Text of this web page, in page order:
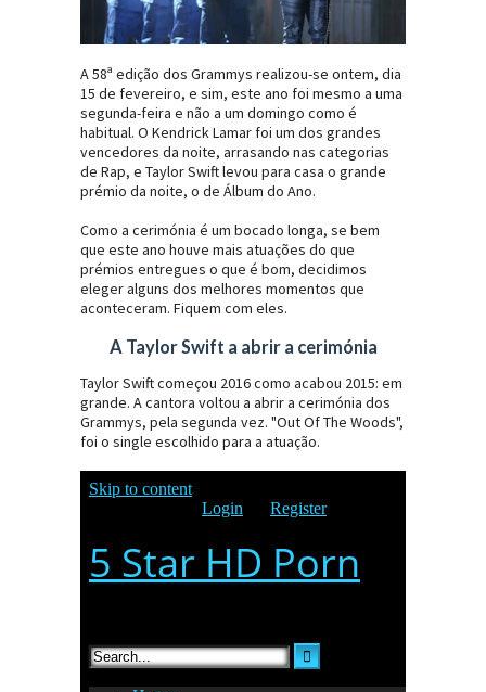
A 58ª edição dos Grammys realizou-se ontem, dia
15 de fevereiro, e sim, este ano foi mesmo a uma
segunda-feira e não a um domingo como é
habitual. O Kendrick Lamar foi um dos grandes
vencedores da noite, arrasando nas categorias
de Rap, e Taylor Swift levou para casa o grande
prémio da noite, o de Álbum do Ano.
Como a cerimónia é um bocado longa, se bem
que este ano houve mais atuações do que
prémios entregues o que é bom, decidimos
eleger alguns dos melhores momentos que
aconteceram. Fiquem com eles.
A Taylor Swift a abrir a cerimónia
Taylor Swift começou 2016 como acabou 2015: em
grande. A cantora voltou a abrir a cerimónia dos
Grammys, pela segunda vez. "Out Of The Woods",
foi o single escolhido para a atuação.